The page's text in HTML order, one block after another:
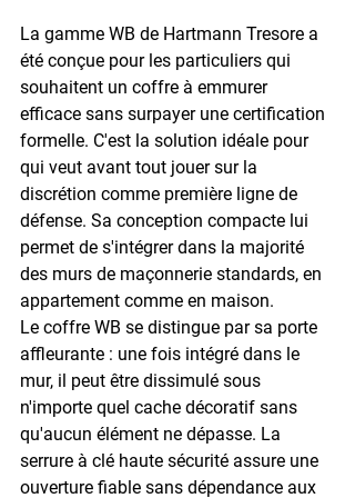
La gamme WB de Hartmann Tresore a
été conçue pour les particuliers qui
souhaitent un coffre à emmurer
efficace sans surpayer une certification
formelle. C'est la solution idéale pour
qui veut avant tout jouer sur la
discrétion comme première ligne de
défense. Sa conception compacte lui
permet de s'intégrer dans la majorité
des murs de maçonnerie standards, en
appartement comme en maison.
Le coffre WB se distingue par sa porte
affleurante : une fois intégré dans le
mur, il peut être dissimulé sous
n'importe quel cache décoratif sans
qu'aucun élément ne dépasse. La
serrure à clé haute sécurité assure une
ouverture fiable sans dépendance aux